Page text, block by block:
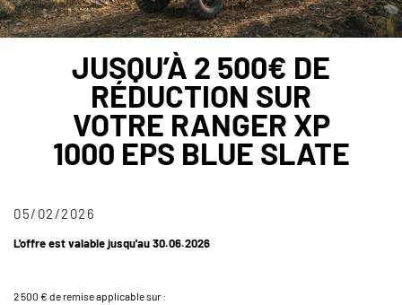
JUSQU’À 2 500€ DE
RÉDUCTION SUR
VOTRE RANGER XP
1000 EPS BLUE SLATE
05/02/2026
L'offre est valable jusqu'au 30.06.2026
2 500 € de remise applicable sur :